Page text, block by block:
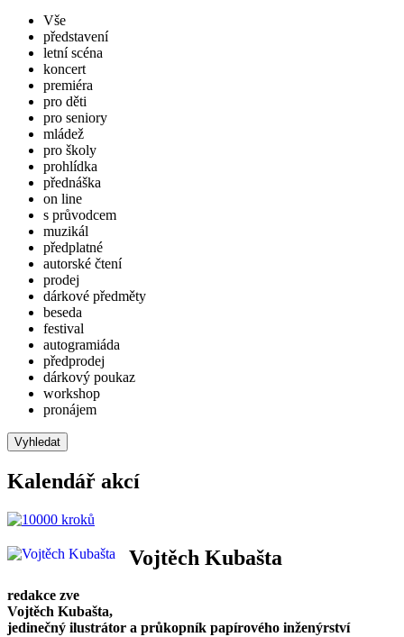
Vše
představení
letní scéna
koncert
premiéra
pro děti
pro seniory
mládež
pro školy
prohlídka
přednáška
on line
s průvodcem
muzikál
předplatné
autorské čtení
prodej
dárkové předměty
beseda
festival
autogramiáda
předprodej
dárkový poukaz
workshop
pronájem
Vyhledat
Kalendář akcí
Vojtěch Kubašta
redakce zve
Vojtěch Kubašta,
jedinečný ilustrátor a průkopník papírového inženýrství